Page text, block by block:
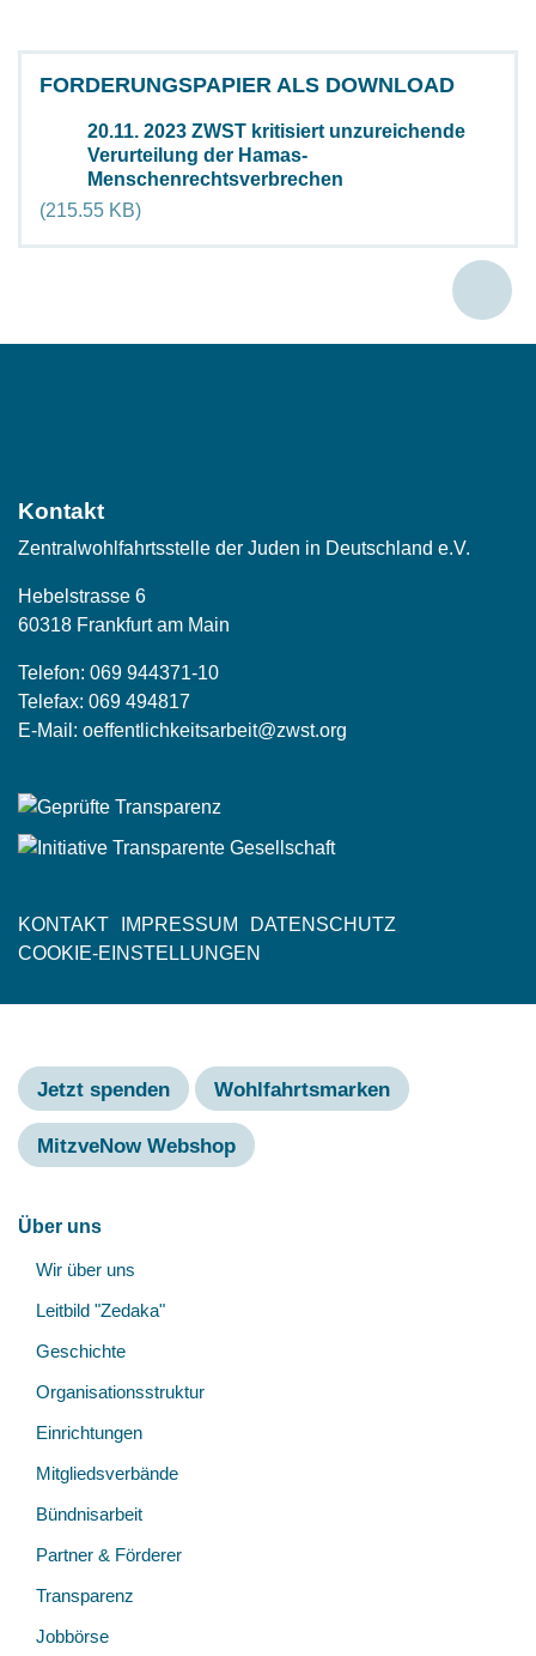
FORDERUNGSPAPIER ALS DOWNLOAD
Document
20.11. 2023 ZWST kritisiert unzureichende
Verurteilung der Hamas-
Menschenrechtsverbrechen
(215.55 KB)
Kontakt
Zentralwohlfahrtsstelle der Juden in Deutschland e.V.
Hebelstrasse 6
60318 Frankfurt am Main
Telefon: 069 944371-10
Telefax: 069 494817
E-Mail: oeffentlichkeitsarbeit@zwst.org
Fußzeile
KONTAKT IMPRESSUM
DATENSCHUTZ
COOKIE-EINSTELLUNGEN
Jetzt spenden Wohlfahrtsmarken
MitzveNow Webshop
Hauptnavigation
Über uns
Wir über uns
Leitbild "Zedaka"
Geschichte
Organisationsstruktur
Einrichtungen
Mitgliedsverbände
Bündnisarbeit
Partner & Förderer
Transparenz
Jobbörse